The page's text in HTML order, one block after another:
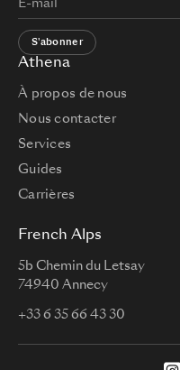
Athena
À propos de nous
Nous contacter
Services
Guides
Carrières
French Alps
5b Chemin du Letsay
74940 Annecy
+33 6 35 66 43 30
S'abonner